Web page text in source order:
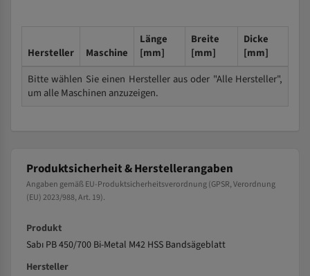
Hersteller Maschine
Länge
[mm]
Breite
[mm]
Dicke
[mm]
Bitte wählen Sie einen Hersteller aus oder "Alle Hersteller",
um alle Maschinen anzuzeigen.
Produktsicherheit & Herstellerangaben
Angaben gemäß EU-Produktsicherheitsverordnung (GPSR, Verordnung
(EU) 2023/988, Art. 19).
Produkt
Sabı PB 450/700 Bi-Metal M42 HSS Bandsägeblatt
Hersteller